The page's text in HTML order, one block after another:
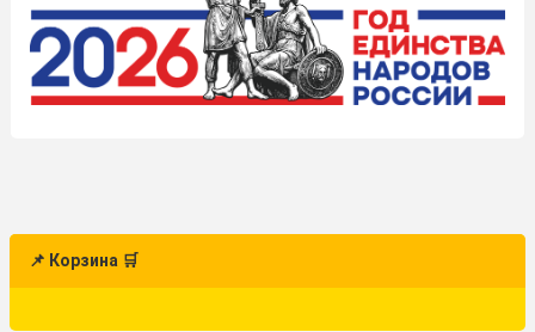
📌 Корзина 🛒